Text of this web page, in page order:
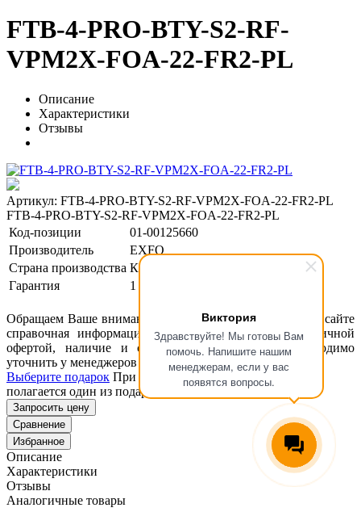
Виктория
Здравствуйте! Мы готовы Вам
помочь. Напишите нашим
менеджерам, если у вас
появятся вопросы.
FTB-4-PRO-BTY-S2-RF-
VPM2X-FOA-22-FR2-PL
Описание
Характеристики
Отзывы
Артикул: FTB-4-PRO-BTY-S2-RF-VPM2X-FOA-22-FR2-PL
FTB-4-PRO-BTY-S2-RF-VPM2X-FOA-22-FR2-PL
Код-позиции
01-00125660
Производитель
EXFO
Страна производства Канада
Гарантия
1 год
Обращаем Ваше внимание, что размещенная на данном сайте
справочная информация о товарах не является публичной
офертой, наличие и стоимость оборудования необходимо
уточнить у менеджеров ООО "Концепт Технологии".
Выберите подарок При покупке данного товара вам
полагается один из подарков представленных ниже
Запросить цену
Сравнение
Избранное
Описание
Характеристики
Отзывы
Аналогичные товары